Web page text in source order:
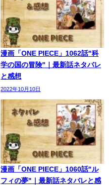
漫画「ONE PIECE」1062話"科
学の国の冒険"｜最新話ネタバレ
と感想
2022年10月10日
漫画「ONE PIECE」1060話"ル
フィの夢"｜最新話ネタバレと感